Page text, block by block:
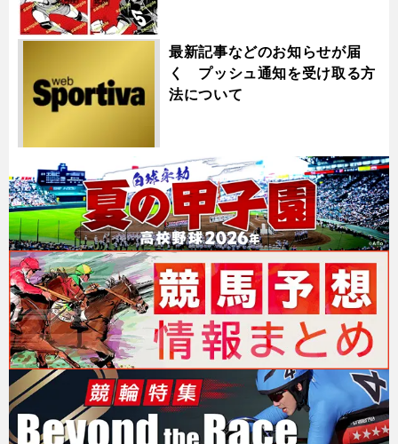
最新記事などのお知らせが届
く プッシュ通知を受け取る方
法について